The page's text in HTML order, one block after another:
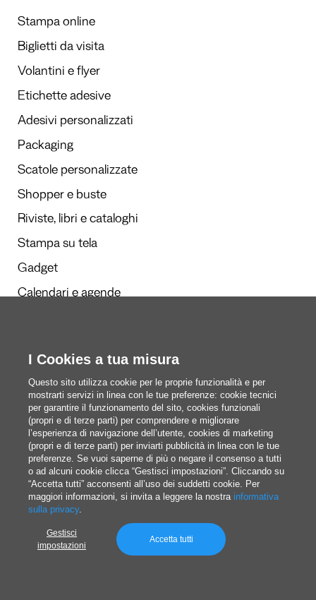
Stampa online
Biglietti da visita
Volantini e flyer
Etichette adesive
Adesivi personalizzati
Packaging
Scatole personalizzate
Shopper e buste
Riviste, libri e cataloghi
Stampa su tela
Gadget
Calendari e agende
Redazione
Questi siamo noi
blog@pixartprinting.com
Privacy policy
I Cookies a tua misura
Questo sito utilizza cookie per le proprie funzionalità e per
mostrarti servizi in linea con le tue preferenze: cookie tecnici
per garantire il funzionamento del sito, cookies funzionali
(propri e di terze parti) per comprendere e migliorare
l’esperienza di navigazione dell’utente, cookies di marketing
(propri e di terze parti) per inviarti pubblicità in linea con le tue
preferenze. Se vuoi saperne di più o negare il consenso a tutti
o ad alcuni cookie clicca “Gestisci impostazioni”. Cliccando su
“Accetta tutti” acconsenti all’uso dei suddetti cookie. Per
maggiori informazioni, si invita a leggere la nostra informativa
sulla privacy.
Gestisci
impostazioni
Accetta tutti